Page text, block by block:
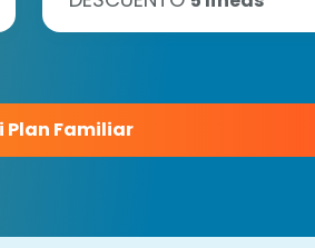
Plan Familiar